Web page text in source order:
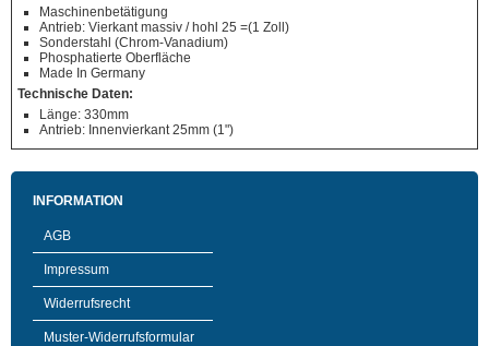
Maschinenbetätigung
Antrieb: Vierkant massiv / hohl 25 =(1 Zoll)
Sonderstahl (Chrom-Vanadium)
Phosphatierte Oberfläche
Made In Germany
Technische Daten:
Länge: 330mm
Antrieb: Innenvierkant 25mm (1")
INFORMATION
AGB
Impressum
Widerrufsrecht
Muster-Widerrufsformular